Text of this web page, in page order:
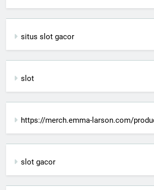
situs slot gacor
slot
https://merch.emma-larson.com/
slot gacor